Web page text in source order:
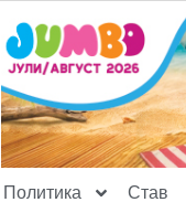
Политика Став